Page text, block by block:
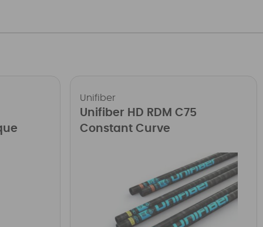
Unifiber
Unifiber HD RDM C75
Constant Curve